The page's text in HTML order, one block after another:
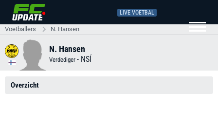
LIVE VOETBAL
Voetballers N. Hansen
N. Hansen
Verdediger - NSÍ
Overzicht